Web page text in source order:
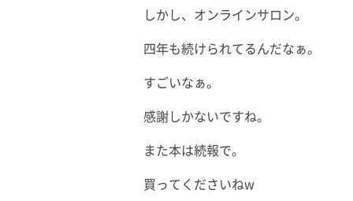
しかし、オンラインサロン。
四年も続けられてるんだなぁ。
すごいなぁ。
感謝しかないですね。
また本は続報で。
買ってくださいねw